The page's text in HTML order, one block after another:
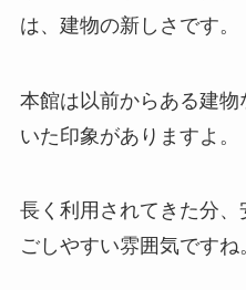
は、建物の新しさです。
本館は以前からある建
いた印象がありますよ。
長く利用されてきた分
ごしやすい雰囲気ですね